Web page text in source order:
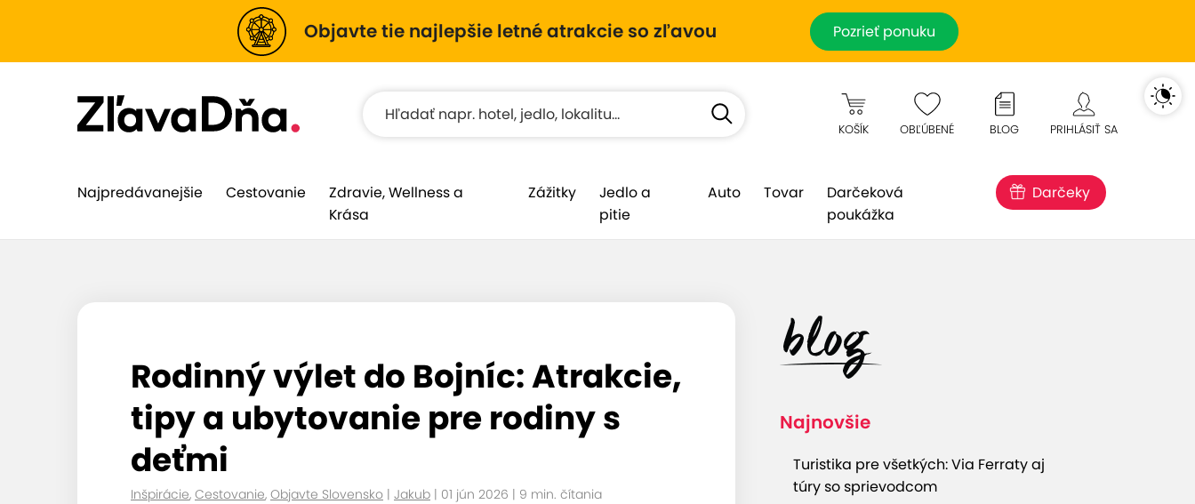
Objavte tie najlepšie letné atrakcie so zľavou Pozrieť ponuku
KOŠÍK OBĽÚBENÉ BLOG PRIHLÁSIŤ SA
Najpredávanejšie Cestovanie
Zdravie, Wellness a
Krása
Zážitky
Jedlo a
pitie
Auto Tovar
Darčeková
poukážka
Darčeky
Rodinný výlet do Bojníc: Atrakcie,
tipy a ubytovanie pre rodiny s
deťmi
Inšpirácie, Cestovanie, Objavte Slovensko | Jakub | 01 jún 2026 | 9 min. čítania
Najnovšie
Turistika pre všetkých: Via Ferraty aj
túry so sprievodcom